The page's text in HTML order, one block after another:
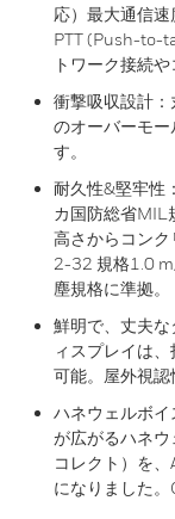
応）最大通信
PTT (Push-to-
トワーク接続
衝撃吸収設計
のオーバーモ
す。
耐久性&堅牢性
カ国防総省MIL
高さからコン
2-32 規格1.0
塵規格に準拠。
鮮明で、丈夫
ィスプレイは
可能。屋外視認
ハネウェルボ
が広がるハネ
コレクト）を
になりました。